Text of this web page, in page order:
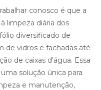
conosco é que a
limpeza diária dos
diversificado de
de vidros e fachadas até
de caixas d'água. Essa
solução única para
e manutenção,